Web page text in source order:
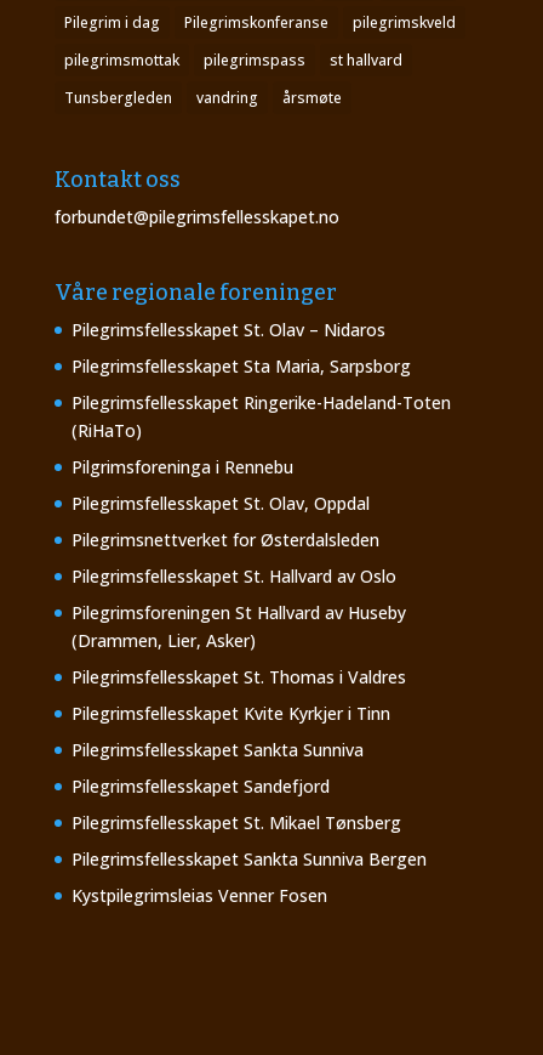
Pilegrim i dag
Pilegrimskonferanse
pilegrimskveld
pilegrimsmottak
pilegrimspass
st hallvard
Tunsbergleden
vandring årsmøte
Kontakt oss
forbundet@pilegrimsfellesskapet.no
Våre regionale foreninger
Pilegrimsfellesskapet St. Olav – Nidaros
Pilegrimsfellesskapet Sta Maria, Sarpsborg
Pilegrimsfellesskapet Ringerike-Hadeland-Toten
(RiHaTo)
Pilgrimsforeninga i Rennebu
Pilegrimsfellesskapet St. Olav, Oppdal
Pilegrimsnettverket for Østerdalsleden
Pilegrimsfellesskapet St. Hallvard av Oslo
Pilegrimsforeningen St Hallvard av Huseby
(Drammen, Lier, Asker)
Pilegrimsfellesskapet St. Thomas i Valdres
Pilegrimsfellesskapet Kvite Kyrkjer i Tinn
Pilegrimsfellesskapet Sankta Sunniva
Pilegrimsfellesskapet Sandefjord
Pilegrimsfellesskapet St. Mikael Tønsberg
Pilegrimsfellesskapet Sankta Sunniva Bergen
Kystpilegrimsleias Venner Fosen